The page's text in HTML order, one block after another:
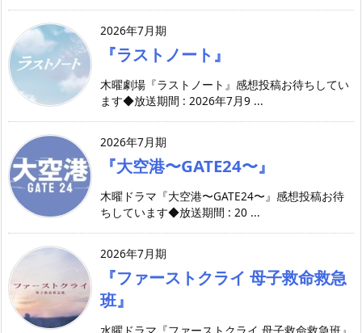
2026年7月期
『ラストノート』
木曜劇場『ラストノート』感想投稿お待ちしてい
ます◆放送期間 : 2026年7月9 ...
2026年7月期
『大空港〜GATE24〜』
木曜ドラマ『大空港〜GATE24〜』感想投稿お待
ちしています◆放送期間 : 20 ...
2026年7月期
『ファーストクライ 母子救命救急
班』